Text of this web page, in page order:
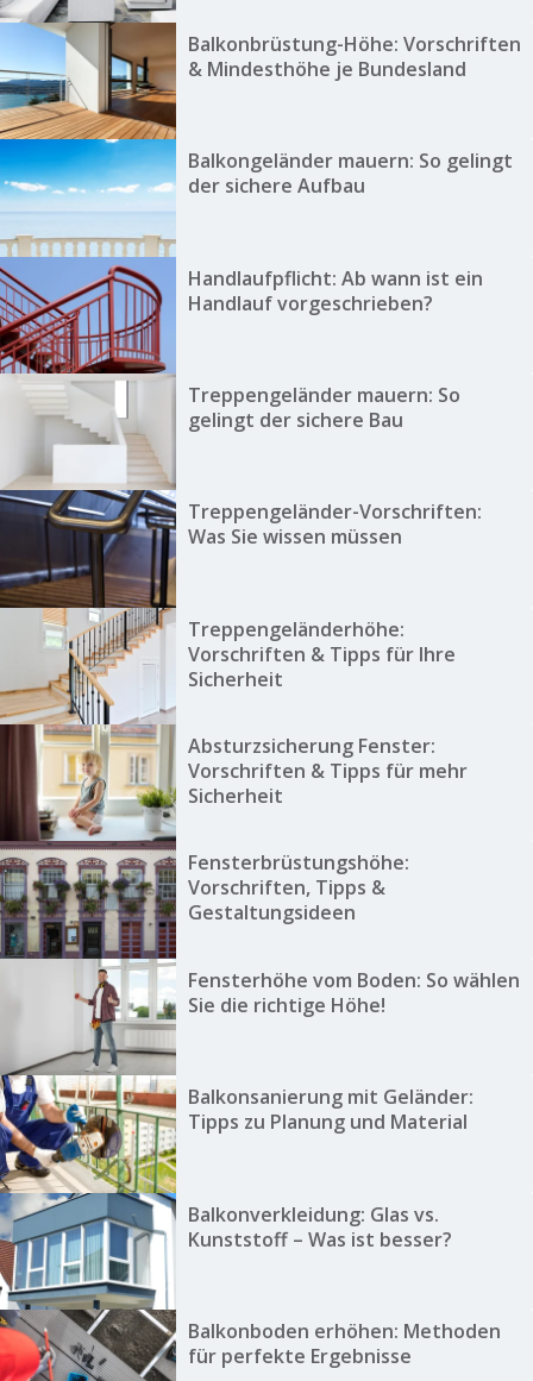
Balkonbrüstung-Höhe: Vorschriften
& Mindesthöhe je Bundesland
Balkongeländer mauern: So gelingt
der sichere Aufbau
Handlaufpflicht: Ab wann ist ein
Handlauf vorgeschrieben?
Treppengeländer mauern: So
gelingt der sichere Bau
Treppengeländer-Vorschriften:
Was Sie wissen müssen
Treppengeländerhöhe:
Vorschriften & Tipps für Ihre
Sicherheit
Absturzsicherung Fenster:
Vorschriften & Tipps für mehr
Sicherheit
Fensterbrüstungshöhe:
Vorschriften, Tipps &
Gestaltungsideen
Fensterhöhe vom Boden: So wählen
Sie die richtige Höhe!
Balkonsanierung mit Geländer:
Tipps zu Planung und Material
Balkonverkleidung: Glas vs.
Kunststoff – Was ist besser?
Balkonboden erhöhen: Methoden
für perfekte Ergebnisse